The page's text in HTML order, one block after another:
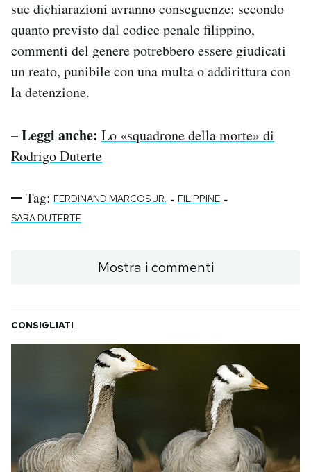
sue dichiarazioni avranno conseguenze: secondo
quanto previsto dal codice penale filippino,
commenti del genere potrebbero essere giudicati
un reato, punibile con una multa o addirittura con
la detenzione.
– Leggi anche: Lo «squadrone della morte» di
Rodrigo Duterte
Tag: FERDINAND MARCOS JR. - FILIPPINE -
SARA DUTERTE
Mostra i commenti
CONSIGLIATI